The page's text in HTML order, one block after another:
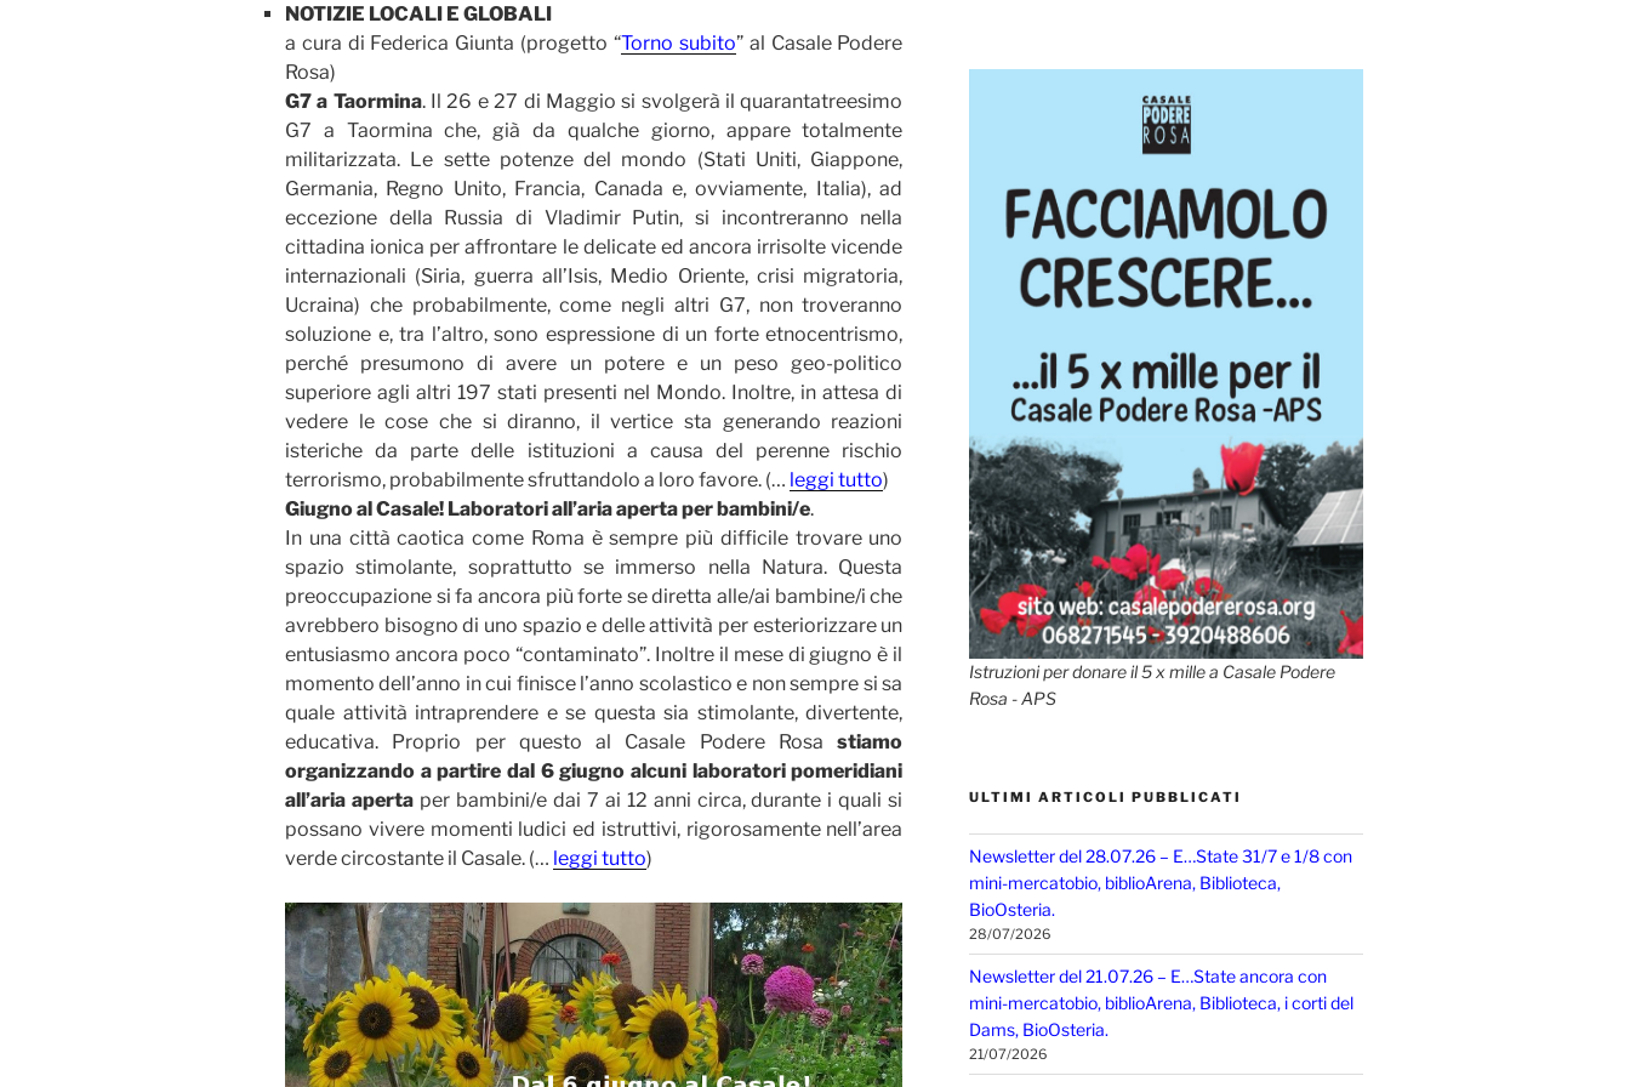
NOTIZIE LOCALI E GLOBALI
a cura di Federica Giunta (progetto “Torno subito” al Casale Podere
Rosa)
G7 a Taormina. Il 26 e 27 di Maggio si svolgerà il quarantatreesimo
G7 a Taormina che, già da qualche giorno, appare totalmente
militarizzata. Le sette potenze del mondo (Stati Uniti, Giappone,
Germania, Regno Unito, Francia, Canada e, ovviamente, Italia), ad
eccezione della Russia di Vladimir Putin, si incontreranno nella
cittadina ionica per affrontare le delicate ed ancora irrisolte vicende
internazionali (Siria, guerra all’Isis, Medio Oriente, crisi migratoria,
Ucraina) che probabilmente, come negli altri G7, non troveranno
soluzione e, tra l’altro, sono espressione di un forte etnocentrismo,
perché presumono di avere un potere e un peso geo-politico
superiore agli altri 197 stati presenti nel Mondo. Inoltre, in attesa di
vedere le cose che si diranno, il vertice sta generando reazioni
isteriche da parte delle istituzioni a causa del perenne rischio
terrorismo, probabilmente sfruttandolo a loro favore. (… leggi tutto)
Giugno al Casale! Laboratori all’aria aperta per bambini/e.
In una città caotica come Roma è sempre più difficile trovare uno
spazio stimolante, soprattutto se immerso nella Natura. Questa
preoccupazione si fa ancora più forte se diretta alle/ai bambine/i che
avrebbero bisogno di uno spazio e delle attività per esteriorizzare un
entusiasmo ancora poco “contaminato”. Inoltre il mese di giugno è il
momento dell’anno in cui finisce l’anno scolastico e non sempre si sa
quale attività intraprendere e se questa sia stimolante, divertente,
educativa. Proprio per questo al Casale Podere Rosastiamo
organizzando a partire dal 6 giugno alcuni laboratori pomeridiani
all’aria apertaper bambini/e dai 7 ai 12 anni circa, durante i quali si
possano vivere momenti ludici ed istruttivi, rigorosamente nell’area
verde circostante il Casale. (… leggi tutto)
Istruzioni per donare il 5 x mille a Casale Podere
Rosa - APS
ULTIMI ARTICOLI PUBBLICATI
Newsletter del 28.07.26 – E…State 31/7 e 1/8 con
mini-mercatobio, biblioArena, Biblioteca,
BioOsteria.
28/07/2026
Newsletter del 21.07.26 – E…State ancora con
mini-mercatobio, biblioArena, Biblioteca, i corti del
Dams, BioOsteria.
21/07/2026